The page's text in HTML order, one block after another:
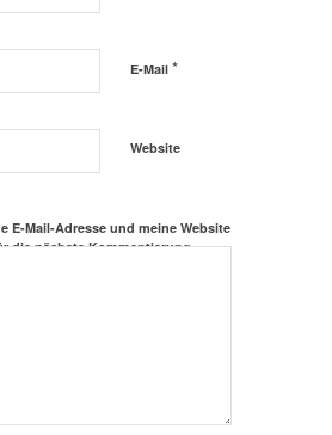
E-Mail *
Website
E-Mail-Adresse und meine Website
die nächste Kommentierung